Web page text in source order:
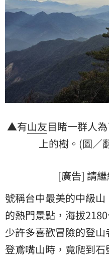
▲有山友目睹一群人
上的樹。(圖／
[廣告] 請
號稱台中最美的中級
的熱門景點，海拔
少許多喜歡冒險的登
登鳶嘴山時，竟爬到